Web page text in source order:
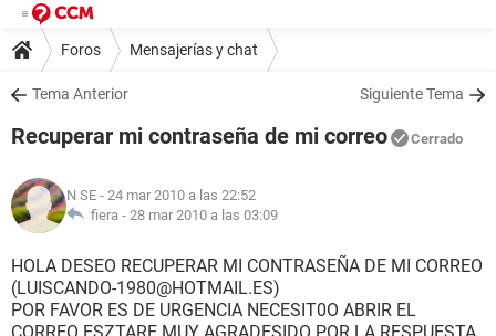
Foros Mensajerías y chat
Tema Anterior Siguiente Tema
Recuperar mi contraseña de mi correo Cerrado
N SE - 24 mar 2010 a las 22:52
fiera - 28 mar 2010 a las 03:09
HOLA DESEO RECUPERAR MI CONTRASEÑA DE MI CORREO
(LUISCANDO-1980@HOTMAIL.ES)
POR FAVOR ES DE URGENCIA NECESIT0O ABRIR EL